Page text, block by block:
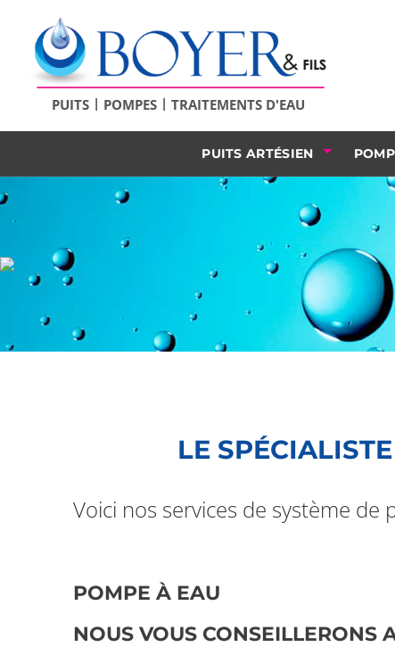
PUITS | POMPES | TRAITEMENTS D'EAU
PUITS ARTÉSIEN
LE
Voici nos services de système de
POMPE À EAU
NOUS VOUS CONSEILLERONS